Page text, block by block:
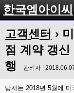
한국엠아이씨
고객센터 ›
점 계약 갱신
행
관리자 |
당사는 2018년 5월에